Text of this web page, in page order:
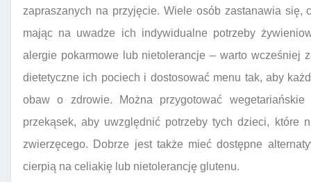
zapraszanych na przyjęcie. Wiele osób zastanawia
mając na uwadze ich indywidualne potrzeby
alergie pokarmowe lub nietolerancje – warto wcześniej
dietetyczne ich pociech i dostosować menu tak, aby
obaw o zdrowie. Można przygotować
przekąsek, aby uwzględnić potrzeby tych dzieci, które
zwierzęcego. Dobrze jest także mieć dostępne
cierpią na celiakię lub nietolerancję glutenu.